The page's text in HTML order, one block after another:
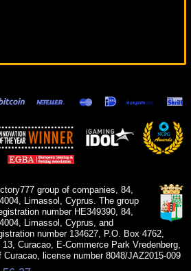
group of companies, 84,
Limassol, Cyprus. The group
number HE349390, 84,
Limassol, Cyprus, and
number 134627, P.O. Box 4762,
Curacao, E-Commerce Park Vredenberg,
license number 8048/JAZ2015-009